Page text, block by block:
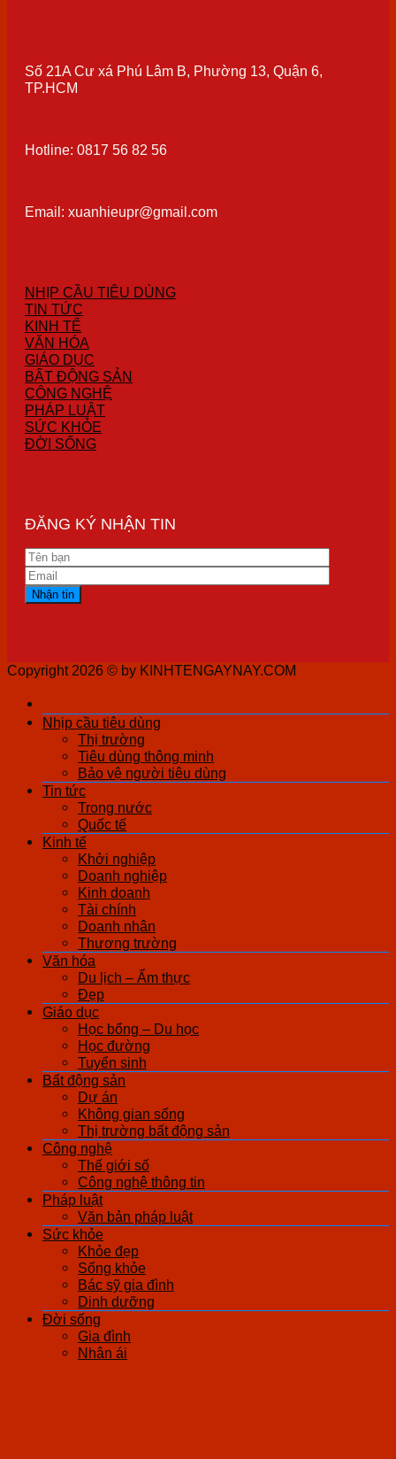
Số 21A Cư xá Phú Lâm B, Phường 13, Quận 6,
TP.HCM
Hotline: 0817 56 82 56
Email: xuanhieupr@gmail.com
NHỊP CẦU TIÊU DÙNG
TIN TỨC
KINH TẾ
VĂN HÓA
GIÁO DỤC
BẤT ĐỘNG SẢN
CÔNG NGHỆ
PHÁP LUẬT
SỨC KHỎE
ĐỜI SỐNG
ĐĂNG KÝ NHẬN TIN
Copyright 2026 © by KINHTENGAYNAY.COM
Nhịp cầu tiêu dùng
Thị trường
Tiêu dùng thông minh
Bảo vệ người tiêu dùng
Tin tức
Trong nước
Quốc tế
Kinh tế
Khởi nghiệp
Doanh nghiệp
Kinh doanh
Tài chính
Doanh nhân
Thương trường
Văn hóa
Du lịch – Ẩm thực
Đẹp
Giáo dục
Học bổng – Du học
Học đường
Tuyển sinh
Bất động sản
Dự án
Không gian sống
Thị trường bất động sản
Công nghệ
Thế giới số
Công nghệ thông tin
Pháp luật
Văn bản pháp luật
Sức khỏe
Khỏe đẹp
Sống khỏe
Bác sỹ gia đình
Dinh dưỡng
Đời sống
Gia đình
Nhân ái